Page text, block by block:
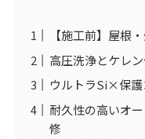
【施工前】屋根
高圧洗浄とケレ
ウルトラSi×保護
耐久性の高いオ
修